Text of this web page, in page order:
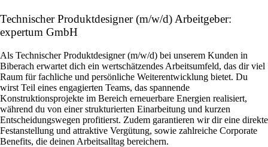
Technischer Produktdesigner (m/w/d) Arbeitgeber:
expertum GmbH
Als Technischer Produktdesigner (m/w/d) bei unserem Kunden in
Biberach erwartet dich ein wertschätzendes Arbeitsumfeld, das dir viel
Raum für fachliche und persönliche Weiterentwicklung bietet. Du
wirst Teil eines engagierten Teams, das spannende
Konstruktionsprojekte im Bereich erneuerbare Energien realisiert,
während du von einer strukturierten Einarbeitung und kurzen
Entscheidungswegen profitierst. Zudem garantieren wir dir eine direkte
Festanstellung und attraktive Vergütung, sowie zahlreiche Corporate
Benefits, die deinen Arbeitsalltag bereichern.